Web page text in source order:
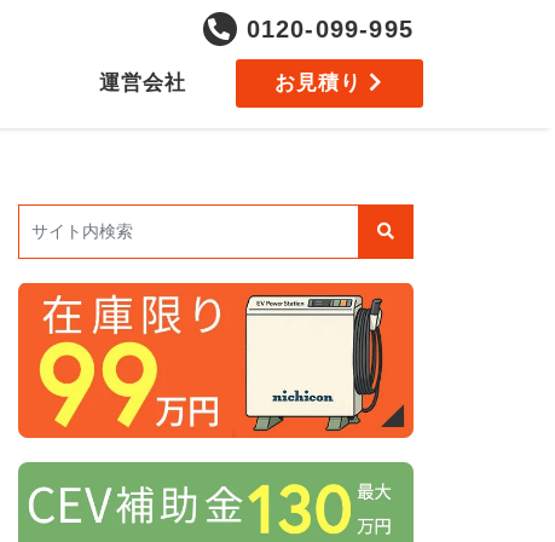
0120-099-995
運営会社 お見積り
検索: